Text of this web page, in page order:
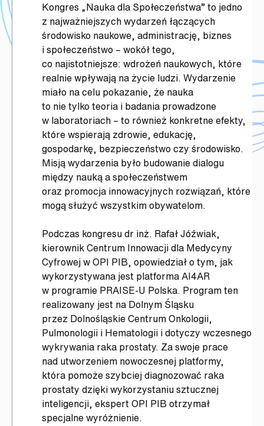
Kongres „Nauka dla Społeczeństwa” to jedno
z najważniejszych wydarzeń łączących
środowisko naukowe, administrację, biznes
i społeczeństwo – wokół tego,
co najistotniejsze: wdrożeń naukowych, które
realnie wpływają na życie ludzi. Wydarzenie
miało na celu pokazanie, że nauka
to nie tylko teoria i badania prowadzone
w laboratoriach – to również konkretne efekty,
które wspierają zdrowie, edukację,
gospodarkę, bezpieczeństwo czy środowisko.
Misją wydarzenia było budowanie dialogu
między nauką a społeczeństwem
oraz promocja innowacyjnych rozwiązań, które
mogą służyć wszystkim obywatelom.
Podczas kongresu dr inż. Rafał Jóźwiak,
kierownik Centrum Innowacji dla Medycyny
Cyfrowej w OPI PIB, opowiedział o tym, jak
wykorzystywana jest platforma AI4AR
w programie PRAISE-U Polska. Program ten
realizowany jest na Dolnym Śląsku
przez Dolnośląskie Centrum Onkologii,
Pulmonologii i Hematologii i dotyczy wczesnego
wykrywania raka prostaty. Za swoje prace
nad utworzeniem nowoczesnej platformy,
która pomoże szybciej diagnozować raka
prostaty dzięki wykorzystaniu sztucznej
inteligencji, ekspert OPI PIB otrzymał
specjalne wyróżnienie.